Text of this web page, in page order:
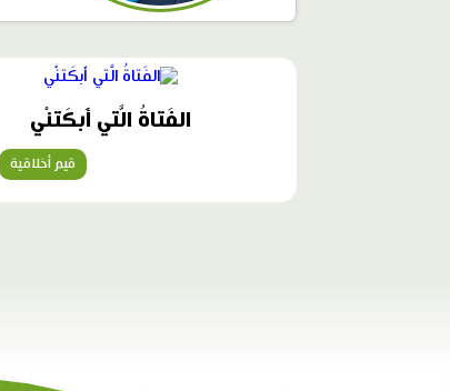
محتوى
الفَتاةُ الَّتي أَبكَتنْي
قيم أخلاقية